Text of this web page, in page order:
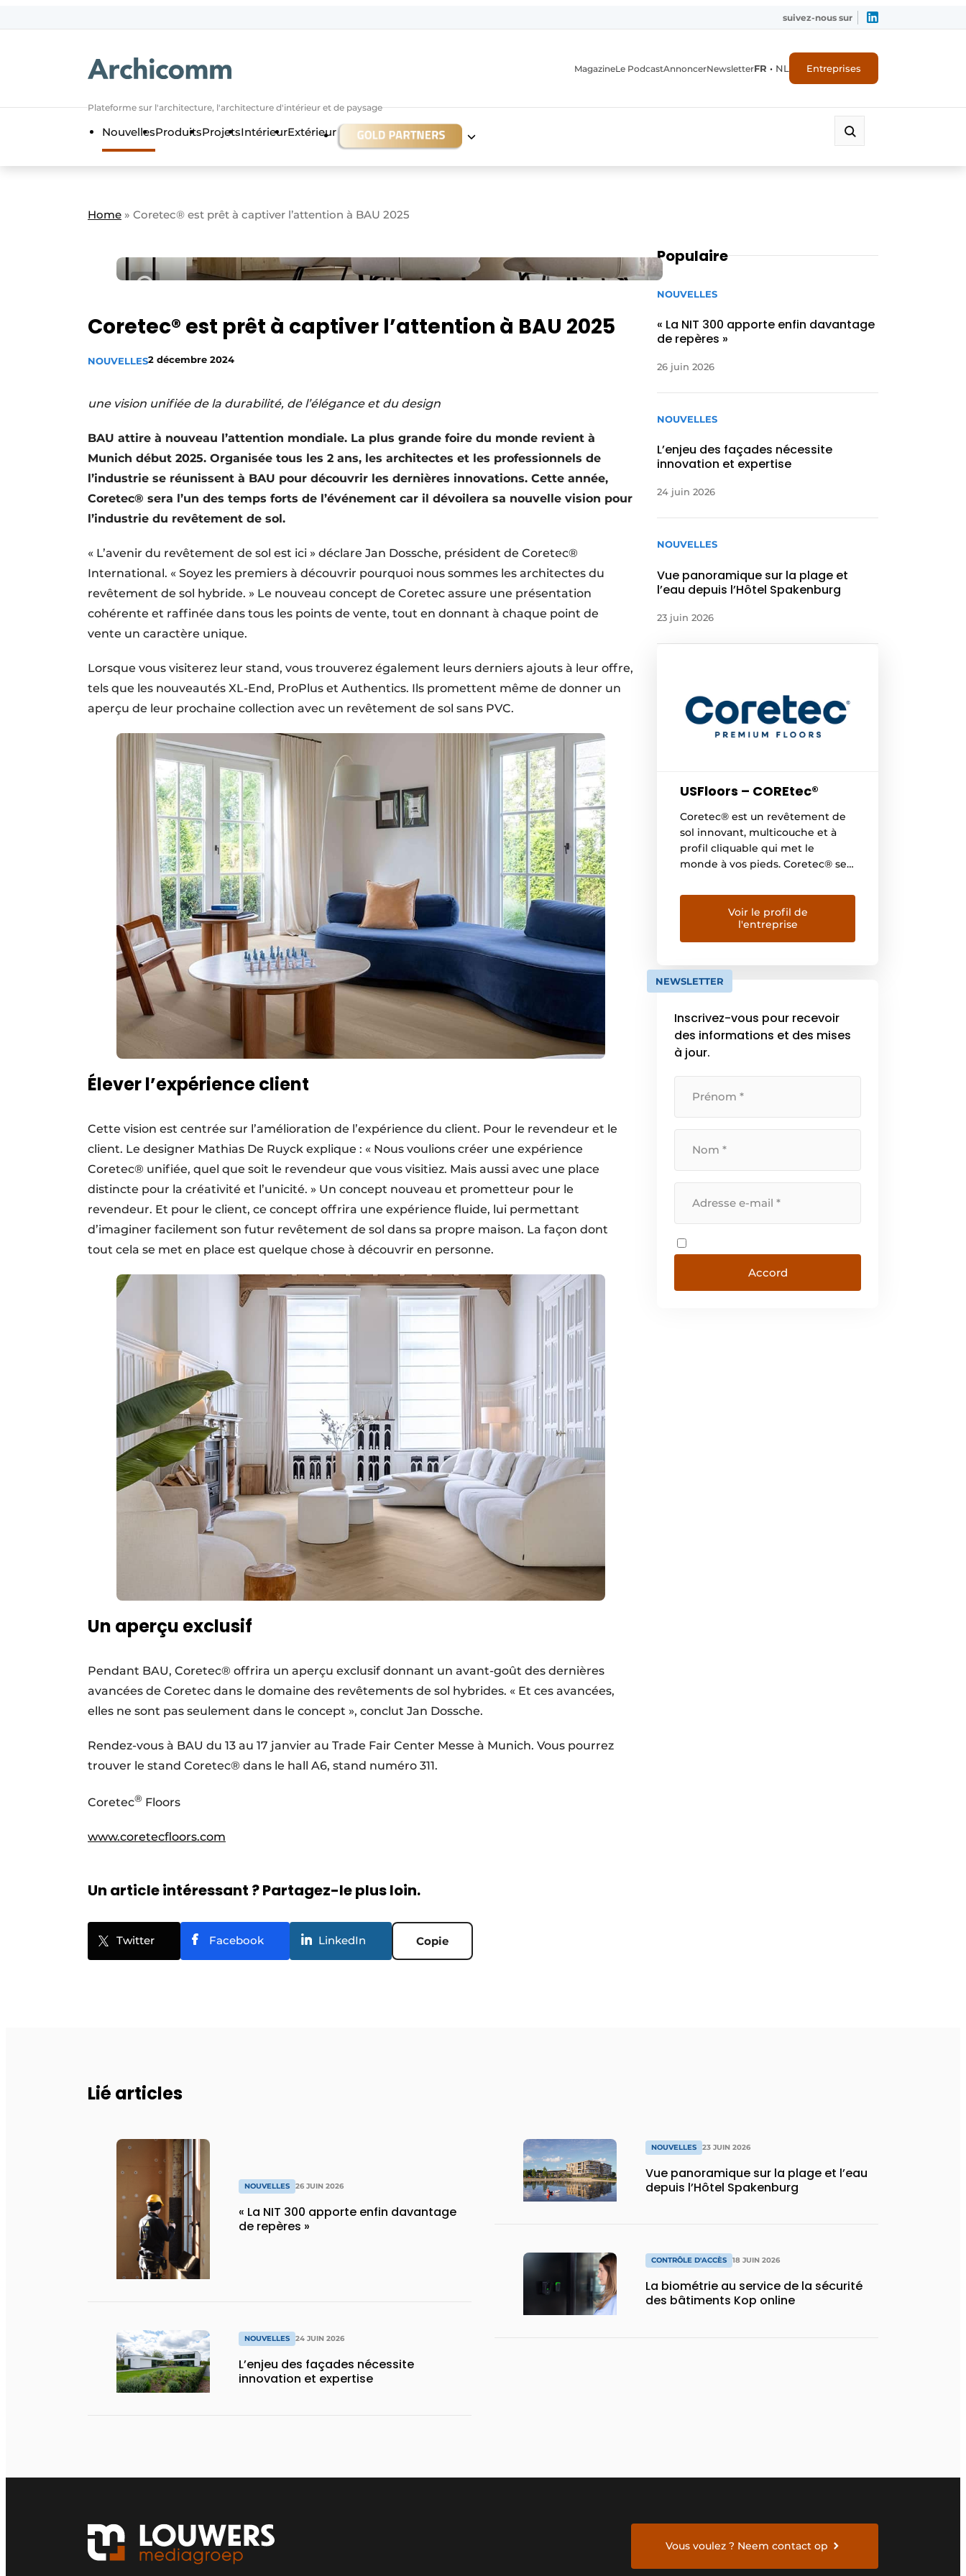
Bedrijven
Emploi
EntreprisesMerci de votre inscription
S’inscrire
Meest gelezen
Privacy / Cookie statement
S’inscrire à l’événement
Termes et conditions
Video’s
suivez-nous sur
Plateforme sur l'architecture, l'architecture d'intérieur et de paysage
MagazineLe PodcastAnnoncerNewsletterFR • NL Entreprises
NouvellesProduitsProjetsIntérieurExtérieur
Home » Coretec® est prêt à captiver l’attention à BAU 2025
Coretec® est prêt à captiver l’attention à BAU 2025
NOUVELLES2 décembre 2024
une vision unifiée de la durabilité, de l’élégance et du design
BAU attire à nouveau l’attention mondiale. La plus grande foire du monde revient à
Munich début 2025. Organisée tous les 2 ans, les architectes et les professionnels de
l’industrie se réunissent à BAU pour découvrir les dernières innovations. Cette année,
Coretec® sera l’un des temps forts de l’événement car il dévoilera sa nouvelle vision pour
l’industrie du revêtement de sol.
« L’avenir du revêtement de sol est ici » déclare Jan Dossche, président de Coretec®
International. « Soyez les premiers à découvrir pourquoi nous sommes les architectes du
revêtement de sol hybride. » Le nouveau concept de Coretec assure une présentation
cohérente et raffinée dans tous les points de vente, tout en donnant à chaque point de
vente un caractère unique.
Lorsque vous visiterez leur stand, vous trouverez également leurs derniers ajouts à leur offre,
tels que les nouveautés XL-End, ProPlus et Authentics. Ils promettent même de donner un
aperçu de leur prochaine collection avec un revêtement de sol sans PVC.
Élever l’expérience client
Cette vision est centrée sur l’amélioration de l’expérience du client. Pour le revendeur et le
client. Le designer Mathias De Ruyck explique : « Nous voulions créer une expérience
Coretec® unifiée, quel que soit le revendeur que vous visitiez. Mais aussi avec une place
distincte pour la créativité et l’unicité. » Un concept nouveau et prometteur pour le
revendeur. Et pour le client, ce concept offrira une expérience fluide, lui permettant
d’imaginer facilement son futur revêtement de sol dans sa propre maison. La façon dont
tout cela se met en place est quelque chose à découvrir en personne.
Un aperçu exclusif
Pendant BAU, Coretec® offrira un aperçu exclusif donnant un avant-goût des dernières
avancées de Coretec dans le domaine des revêtements de sol hybrides. « Et ces avancées,
elles ne sont pas seulement dans le concept », conclut Jan Dossche.
Rendez-vous à BAU du 13 au 17 janvier au Trade Fair Center Messe à Munich. Vous pourrez
trouver le stand Coretec® dans le hall A6, stand numéro 311.
Coretec® Floors
www.coretecfloors.com
Un article intéressant ? Partagez-le plus loin.
Twitter Facebook LinkedIn Copie
Populaire
NOUVELLES
« La NIT 300 apporte enfin davantage
de repères »
26 juin 2026
NOUVELLES
L’enjeu des façades nécessite
innovation et expertise
24 juin 2026
NOUVELLES
Vue panoramique sur la plage et
l’eau depuis l’Hôtel Spakenburg
23 juin 2026
USFloors – COREtec®
Coretec® est un revêtement de
sol innovant, multicouche et à
profil cliquable qui met le
monde à vos pieds. Coretec® se
large choix de décors
authentiques et naturels, sa
composition unique d’âmes
spéciales, ses propriétés
exceptionnel. La gamme
étendue comprend aujourd’hui
Voir le profil de
l'entreprise
NEWSLETTER
Inscrivez-vous pour recevoir
des informations et des mises
à jour.
Accord
Lié articles
NOUVELLES 26 JUIN 2026
« La NIT 300 apporte enfin davantage
de repères »
NOUVELLES 24 JUIN 2026
L’enjeu des façades nécessite
innovation et expertise
NOUVELLES 23 JUIN 2026
Vue panoramique sur la plage et l’eau
depuis l’Hôtel Spakenburg
CONTRÔLE D'ACCÈS 18 JUIN 2026
La biométrie au service de la sécurité
des bâtiments Kop online
Vous voulez ? Neem contact op